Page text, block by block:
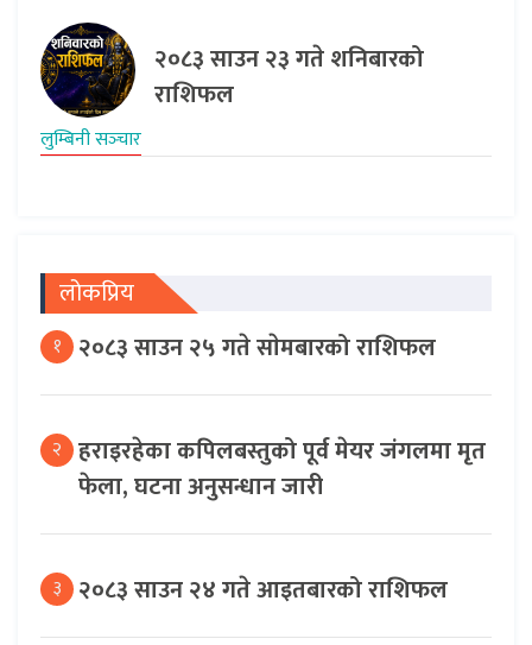
२०८३ साउन २३ गते शनिबारको
राशिफल
लुम्बिनी सञ्‍चार
लोकप्रिय
१ २०८३ साउन २५ गते साेमबारको राशिफल
२ हराइरहेका कपिलबस्तुको पूर्व मेयर जंगलमा मृत
फेला, घटना अनुसन्धान जारी
३ २०८३ साउन २४ गते आइतबारको राशिफल